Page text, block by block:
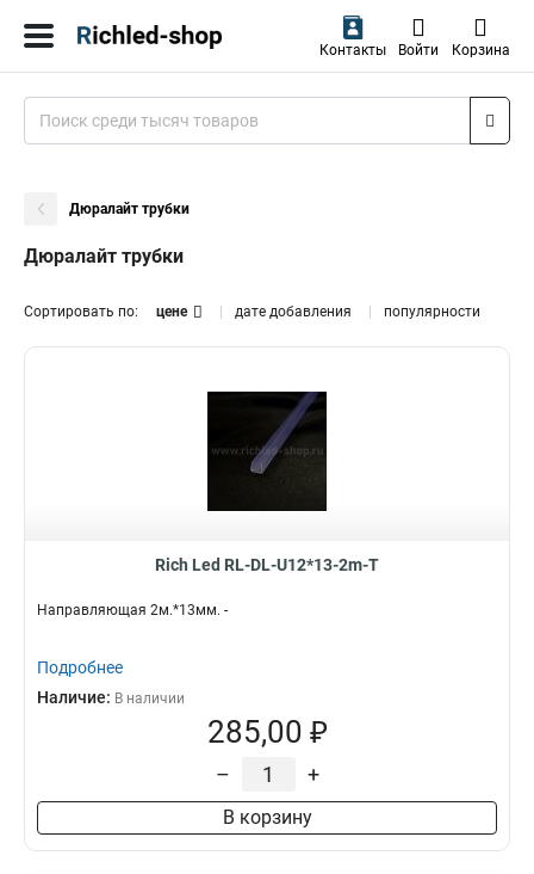
Контакты Войти Корзина
Дюралайт трубки
Дюралайт трубки
Сортировать по: цене дате добавления популярности
Rich Led RL-DL-U12*13-2m-T
Направляющая 2м.*13мм. -
Подробнее
Наличие: В наличии
285,00 ₽
– +
В корзину